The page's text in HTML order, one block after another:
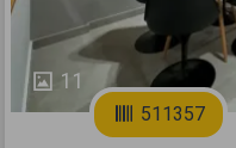
11
511357